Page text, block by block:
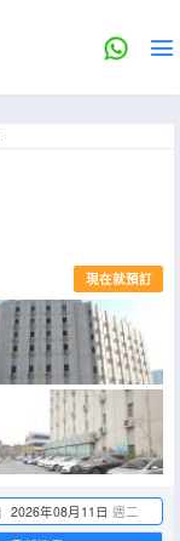
現在就預訂
2026年08月11日 週二